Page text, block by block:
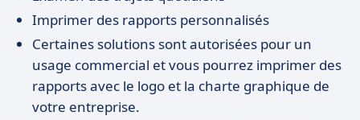
Imprimer des rapports personnalisés
Certaines solutions sont autorisées pour un
usage commercial et vous pourrez imprimer des
rapports avec le logo et la charte graphique de
votre entreprise.